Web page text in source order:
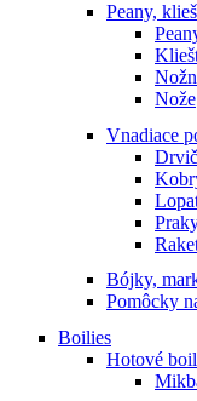
Peany,
Nože
Vnadiace
Bójky,
Pomôcky
Boilies
Hotové